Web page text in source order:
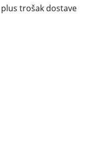
plus trošak dostave